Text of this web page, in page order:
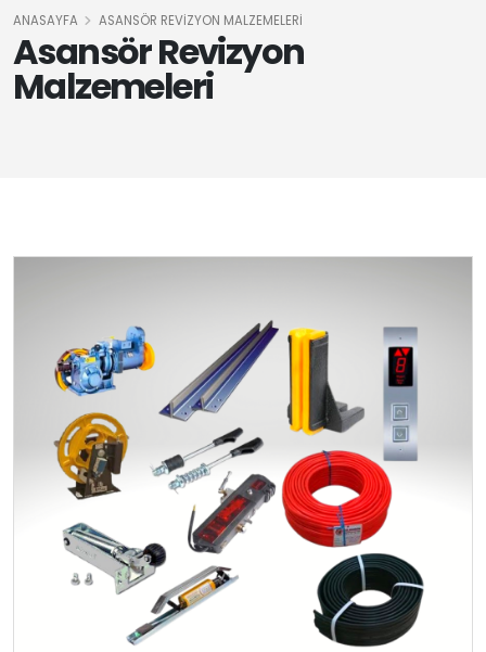
Asansör Revizyon
Malzemeleri
ANASAYFA ASANSÖR REVIZYON MALZEMELERI